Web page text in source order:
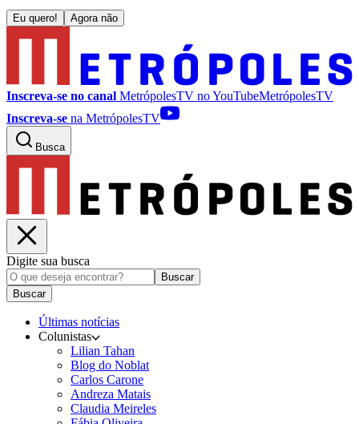
Eu quero! Agora não
Inscreva-se no canal MetrópolesTV noYouTubeMetrópolesTV
Inscreva-se na MetrópolesTV
Busca
Digite sua busca
Buscar
Buscar
Últimas notícias
Colunistas
Lilian Tahan
Blog do Noblat
Carlos Carone
Andreza Matais
Claudia Meireles